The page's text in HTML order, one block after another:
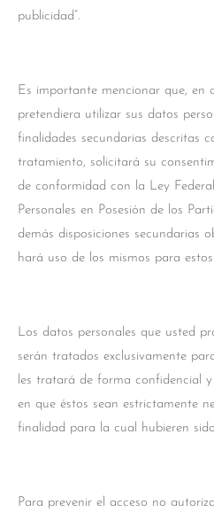
publicidad”.
Es importante mencionar que, en
pretendiera utilizar sus datos
finalidades secundarias descritas
tratamiento, solicitará su
de conformidad con la Ley
Personales en Posesión de los
demás disposiciones secundarias
hará uso de los mismos para
Los datos personales que usted
serán tratados exclusivamente
les tratará de forma confidencial
en que éstos sean estrictamente
finalidad para la cual hubieren
Para prevenir el acceso no